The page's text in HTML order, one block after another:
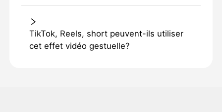
TikTok, Reels, short peuvent-ils utiliser
cet effet vidéo gestuelle?